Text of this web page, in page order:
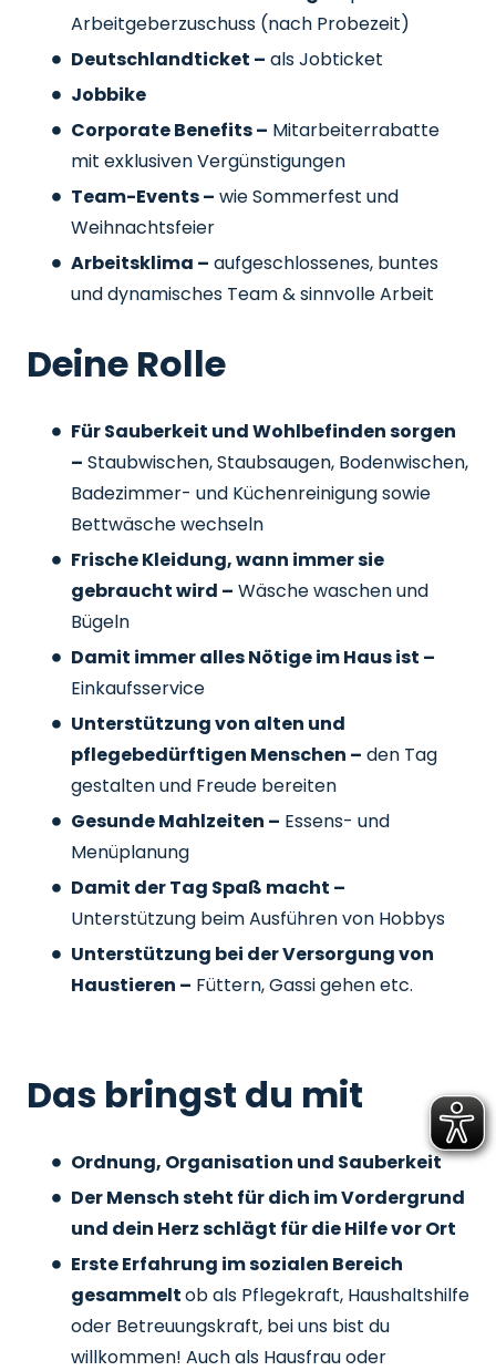
Arbeitgeberzuschuss (nach Probezeit)
Deutschlandticket – als Jobticket
Jobbike
Corporate Benefits – Mitarbeiterrabatte
mit exklusiven Vergünstigungen
Team-Events – wie Sommerfest und
Weihnachtsfeier
Arbeitsklima – aufgeschlossenes, buntes
und dynamisches Team & sinnvolle Arbeit
Deine Rolle
Für Sauberkeit und Wohlbefinden sorgen
– Staubwischen, Staubsaugen, Bodenwischen,
Badezimmer- und Küchenreinigung sowie
Bettwäsche wechseln
Frische Kleidung, wann immer sie
gebraucht wird – Wäsche waschen und
Bügeln
Damit immer alles Nötige im Haus ist –
Einkaufsservice
Unterstützung von alten und
pflegebedürftigen Menschen – den Tag
gestalten und Freude bereiten
Gesunde Mahlzeiten – Essens- und
Menüplanung
Damit der Tag Spaß macht –
Unterstützung beim Ausführen von Hobbys
Unterstützung bei der Versorgung von
Haustieren – Füttern, Gassi gehen etc.
Das bringst du mit
Ordnung, Organisation und Sauberkeit
Der Mensch steht für dich im Vordergrund
und dein Herz schlägt für die Hilfe vor Ort
Erste Erfahrung im sozialen Bereich
gesammeltob als Pflegekraft, Haushaltshilfe
oder Betreuungskraft, bei uns bist du
willkommen! Auch als Hausfrau oder